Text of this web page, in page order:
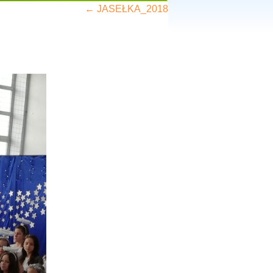
← JASEŁKA_2018